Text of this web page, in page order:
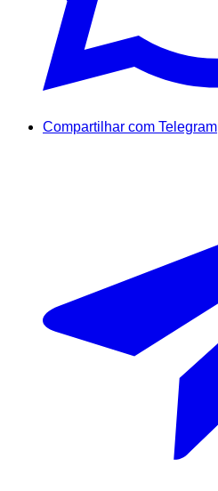
Compartilhar com Telegram